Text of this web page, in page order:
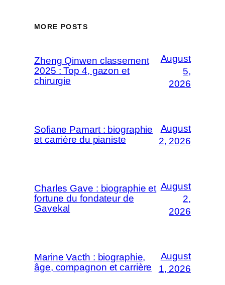
MORE POSTS
Zheng Qinwen classement
2025 : Top 4, gazon et
chirurgie
August
5,
2026
Sofiane Pamart : biographie
et carrière du pianiste
August
2, 2026
Charles Gave : biographie et
fortune du fondateur de
Gavekal
August
2,
2026
Marine Vacth : biographie,
âge, compagnon et carrière
August
1, 2026